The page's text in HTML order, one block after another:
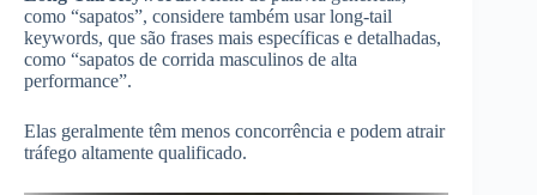
como “sapatos”, considere também usar long-tail
keywords, que são frases mais específicas e detalhadas,
como “sapatos de corrida masculinos de alta
performance”.
Elas geralmente têm menos concorrência e podem atrair
tráfego altamente qualificado.